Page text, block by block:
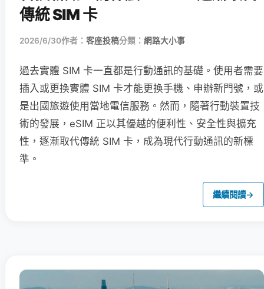
傳統 SIM 卡
2026/6/30作者： 客座投稿分類： 網路大小事
過去實體 SIM 卡一直都是行動通訊的基礎。使用者需要
插入或更換實體 SIM 卡才能更換手機、申辦新門號，或
是出國旅遊使用當地電信服務。然而，隨著行動裝置技
術的發展，eSIM 正以其優越的便利性、安全性與擴充
性，逐漸取代傳統 SIM 卡，成為現代行動通訊的新標
準。
繼續閱讀→